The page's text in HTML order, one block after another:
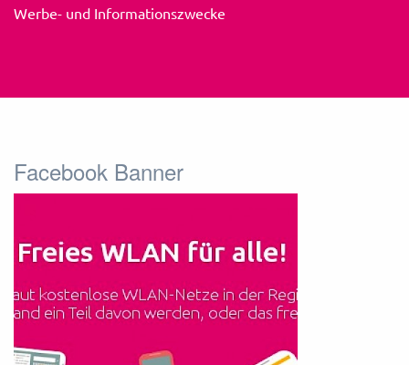
Werbe- und Informationszwecke
Facebook Banner